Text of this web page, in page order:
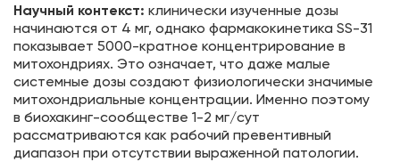
Научный контекст: клинически изученные дозы
начинаются от 4 мг, однако фармакокинетика SS-31
показывает 5000-кратное концентрирование в
митохондриях. Это означает, что даже малые
системные дозы создают физиологически значимые
митохондриальные концентрации. Именно поэтому
в биохакинг-сообществе 1-2 мг/сут
рассматриваются как рабочий превентивный
диапазон при отсутствии выраженной патологии.